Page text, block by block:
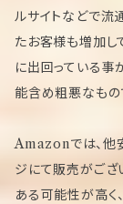
ルサイトなどで流
たお客様も増加し
に出回っている事
能含め粗悪なもの
Amazonでは、他
ジにて販売がござ
ある可能性が高